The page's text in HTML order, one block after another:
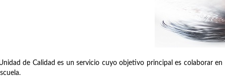
de Calidad es un servicio cuyo objetivo principal es colaborar